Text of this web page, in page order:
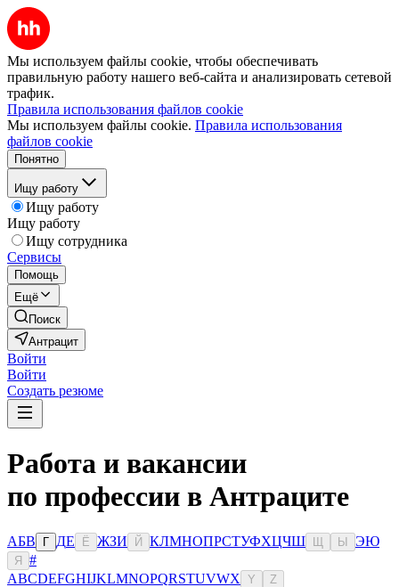
Мы используем файлы cookie, чтобы обеспечивать
правильную работу нашего веб-сайта и анализировать сетевой
трафик.
Правила использования файлов cookie
Мы используем файлы cookie. Правила использования
файлов cookie
Понятно
Ищу работу
Ищу работу
Ищу работу
Ищу сотрудника
Сервисы
Помощь
Ещё
Поиск
Антрацит
Войти
Войти
Создать резюме
Работа и вакансии
по профессии в Антраците
АБВ Г ДЕ Ё ЖЗИ Й КЛМНОПРСТУФХЦЧШ Ы ЭЮ
Я
#
ABCDEFGHIJKLMNOPQRSTUVWX Y Z